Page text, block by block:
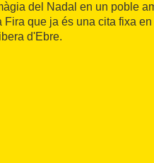
del Nadal en un poble
Fira que ja és una cita fixa
d'Ebre.